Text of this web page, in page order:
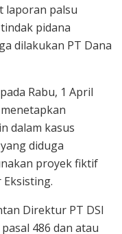
laporan palsu
pidana
dilakukan PT Dana
Rabu, 1 April
dalam kasus
diduga
proyek fiktif
Direktur PT DSI
486 dan atau